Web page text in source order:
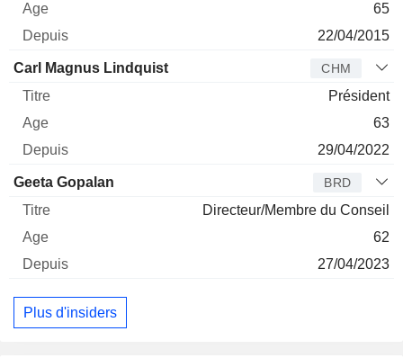
65
22/04/2015
Carl Magnus Lindquist CHM
Président
63
29/04/2022
Geeta Gopalan BRD
Directeur/Membre du Conseil
62
27/04/2023
Plus d'insiders